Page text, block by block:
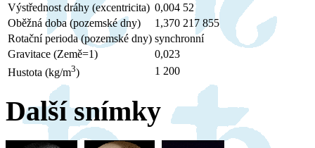
Výstřednost dráhy (excentricita) 0,004 52
Oběžná doba (pozemské dny)
1,370 217 855
Rotační perioda (pozemské dny) synchronní
Gravitace (Země=1)
0,023
Hustota (kg/m3) 1 200
Další snímky